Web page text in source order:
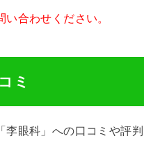
合わせください。
ミ
李眼科」への口コミや評判